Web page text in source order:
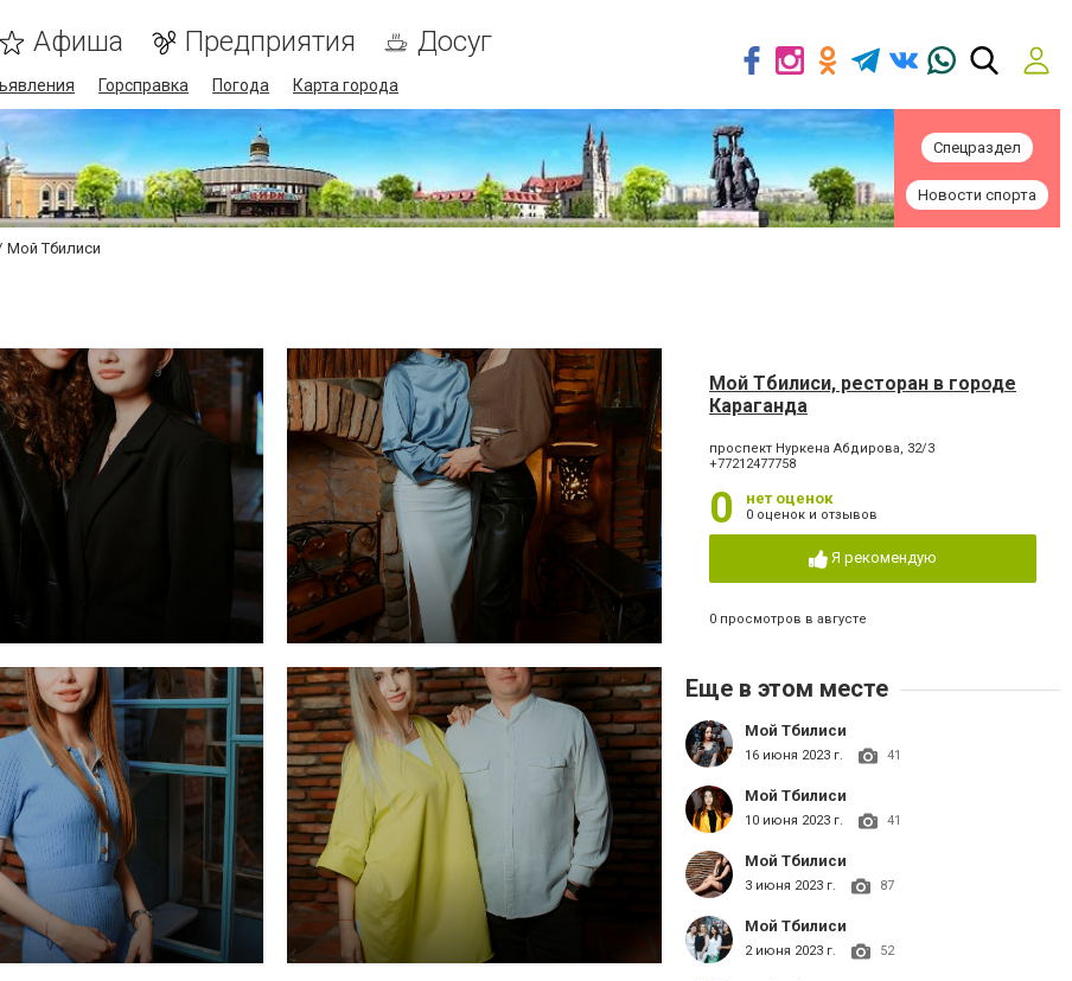
Афиша Предприятия Досуг
Горсправка Погода Карта города
Спецраздел
Новости спорта
Мой Тбилиси
Мой Тбилиси, ресторан в городе
Караганда
проспект Нуркена Абдирова, 32/3
+77212477758
0 нет оценок
0 оценок и отзывов
Я рекомендую
0 просмотров в августе
Еще в этом месте
Мой Тбилиси
16 июня 2023 г. 41
Мой Тбилиси
10 июня 2023 г. 41
Мой Тбилиси
3 июня 2023 г. 87
Мой Тбилиси
2 июня 2023 г. 52